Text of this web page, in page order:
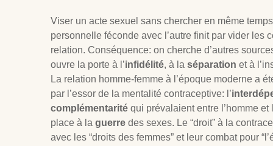
Viser un acte sexuel sans chercher en même
personnelle féconde avec l’autre finit par vider les
relation. Conséquence: on cherche d’autres
ouvre la porte à l’infidélité, à la séparation et à
La relation homme-femme à l’époque moderne a
par l’essor de la mentalité contraceptive: l’
complémentarité qui prévalaient entre l’homme
place à la guerre des sexes. Le “droit” à la
avec les “droits des femmes” et leur combat pour